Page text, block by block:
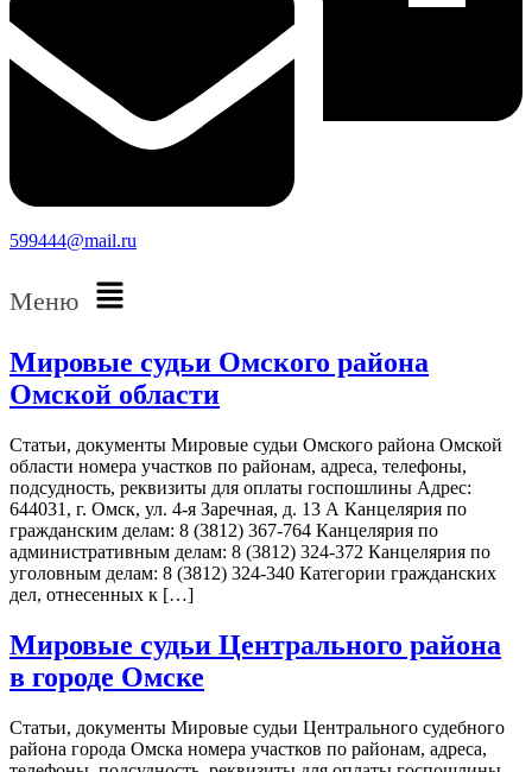
599444@mail.ru
Меню
Мировые судьи Омского района
Омской области
Статьи, документы Мировые судьи Омского района Омской
области номера участков по районам, адреса, телефоны,
подсудность, реквизиты для оплаты госпошлины Адрес:
644031, г. Омск, ул. 4-я Заречная, д. 13 А Канцелярия по
гражданским делам: 8 (3812) 367-764 Канцелярия по
административным делам: 8 (3812) 324-372 Канцелярия по
уголовным делам: 8 (3812) 324-340 Категории гражданских
дел, отнесенных к […]
Мировые судьи Центрального района
в городе Омске
Статьи, документы Мировые судьи Центрального судебного
района города Омска номера участков по районам, адреса,